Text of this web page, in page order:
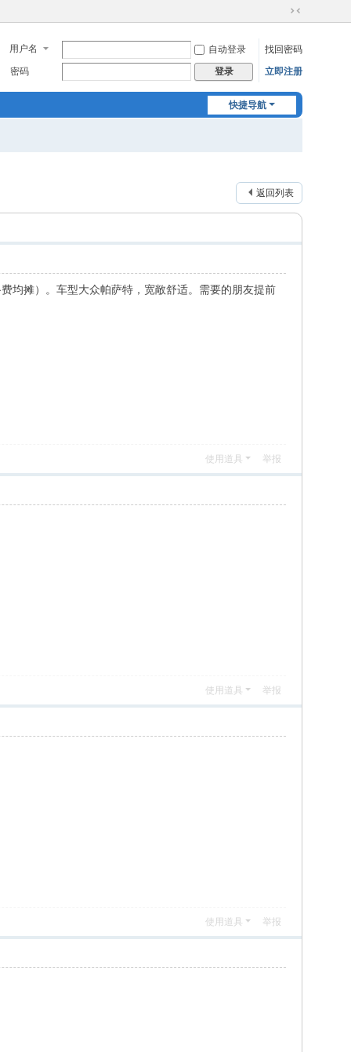
切
到
窄
用户名 自动登录
找回密码
密码
登录 立即注册
快捷导航
返回列表
均摊）。车型大众帕萨特，宽敞舒适。需要的朋友提前
使用道具 举报
使用道具 举报
使用道具 举报